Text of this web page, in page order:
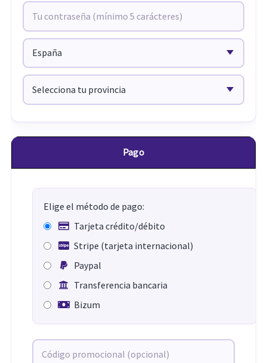
Pago
Elige el método de pago:
Tarjeta crédito/débito
Stripe (tarjeta internacional)
Paypal
Transferencia bancaria
Bizum